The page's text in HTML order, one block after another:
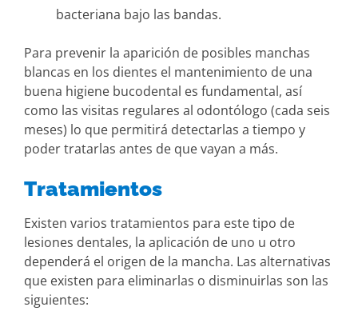
bacteriana bajo las bandas.
Para prevenir la aparición de posibles manchas
blancas en los dientes el mantenimiento de una
buena higiene bucodental es fundamental, así
como las visitas regulares al odontólogo (cada seis
meses) lo que permitirá detectarlas a tiempo y
poder tratarlas antes de que vayan a más.
Tratamientos
Existen varios tratamientos para este tipo de
lesiones dentales, la aplicación de uno u otro
dependerá el origen de la mancha. Las alternativas
que existen para eliminarlas o disminuirlas son las
siguientes: